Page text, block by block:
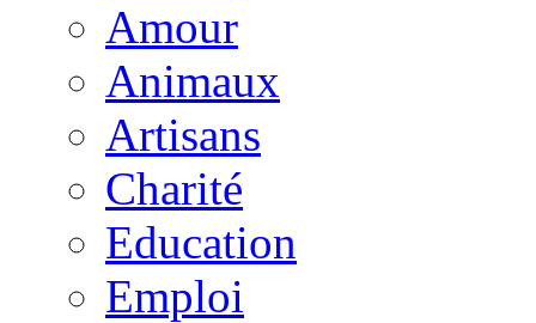
Amour
Animaux
Artisans
Charité
Education
Emploi